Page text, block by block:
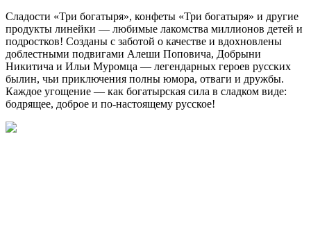
Сладости «Три богатыря», конфеты «Три богатыря» и другие
продукты линейки — любимые лакомства миллионов детей и
подростков! Созданы с заботой о качестве и вдохновлены
доблестными подвигами Алеши Поповича, Добрыни
Никитича и Ильи Муромца — легендарных героев русских
былин, чьи приключения полны юмора, отваги и дружбы.
Каждое угощение — как богатырская сила в сладком виде:
бодрящее, доброе и по-настоящему русское!